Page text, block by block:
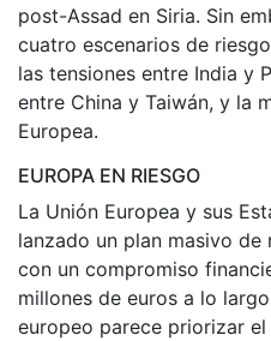
post-Assad en Siria. Sin
cuatro escenarios de
las tensiones entre India y
entre China y Taiwán, y la
Europea.
EUROPA EN RIESGO
La Unión Europea y sus
lanzado un plan masivo de
con un compromiso
millones de euros a lo
europeo parece priorizar